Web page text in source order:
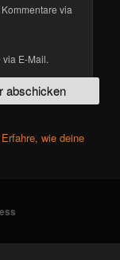
via
via E-Mail.
Erfahre, wie deine